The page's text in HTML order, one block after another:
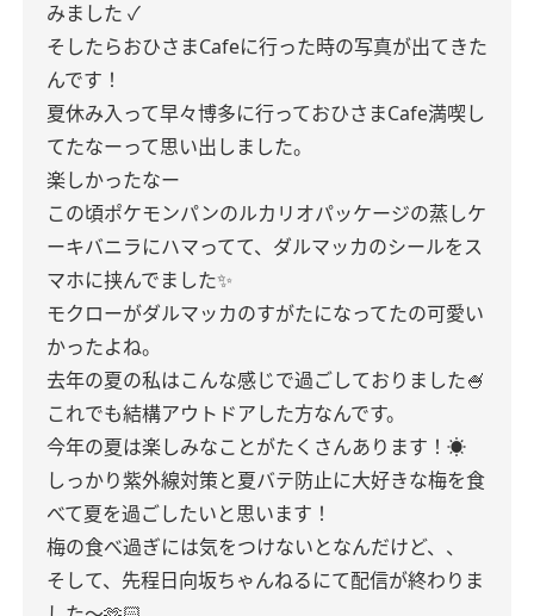
みました ✓
そしたらおひさまCafeに行った時の写真が出てきた
んです！
夏休み入って早々博多に行っておひさまCafe満喫し
てたなーって思い出しました。
楽しかったなー
この頃ポケモンパンのルカリオパッケージの蒸しケ
ーキバニラにハマってて、ダルマッカのシールをス
マホに挟んでました✨
モクローがダルマッカのすがたになってたの可愛い
かったよね。
去年の夏の私はこんな感じで過ごしておりました🍧
これでも結構アウトドアした方なんです。
今年の夏は楽しみなことがたくさんあります！☀️
しっかり紫外線対策と夏バテ防止に大好きな梅を食
べて夏を過ごしたいと思います！
梅の食べ過ぎには気をつけないとなんだけど、、
そして、先程日向坂ちゃんねるにて配信が終わりま